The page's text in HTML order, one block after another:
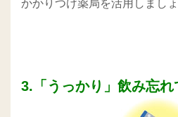
かかりつけ薬局を活用しましょ
3.「うっかり」飲み忘れ